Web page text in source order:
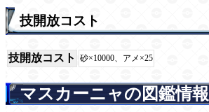
技開放コスト
技開放コスト 砂×10000、アメ×25
マスカーニャの図鑑情報